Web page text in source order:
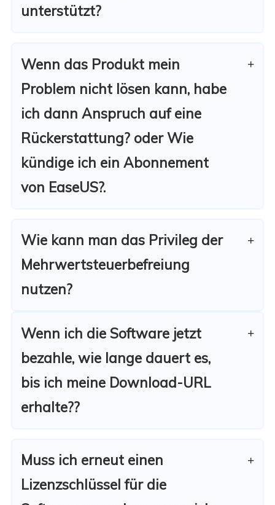
unterstützt?
Wenn das Produkt mein
Problem nicht lösen kann, habe
ich dann Anspruch auf eine
Rückerstattung? oder Wie
kündige ich ein Abonnement
von EaseUS?.
Wie kann man das Privileg der
Mehrwertsteuerbefreiung
nutzen?
Wenn ich die Software jetzt
bezahle, wie lange dauert es,
bis ich meine Download-URL
erhalte??
Muss ich erneut einen
Lizenzschlüssel für die